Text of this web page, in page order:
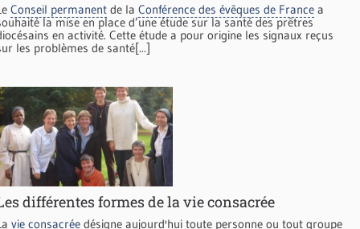
Conseil permanent de la Conférence des évêques de France a
la mise en place d’une étude sur la santé des prêtres
en activité. Cette étude a pour origine les signaux reçus
les problèmes de santé[...]
différentes formes de la vie consacrée
vie consacrée désigne aujourd'hui toute personne ou tout groupe